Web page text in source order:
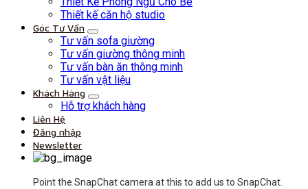
Thiết kế căn hộ studio
Góc Tư Vấn
Tư vấn sofa giường
Tư vấn giường thông minh
Tư vấn bàn ăn thông minh
Tư vấn vật liệu
Khách Hàng
Hỗ trợ khách hàng
Liên Hệ
Đăng nhập
Newsletter
Point the SnapChat camera at this to add us to SnapChat.